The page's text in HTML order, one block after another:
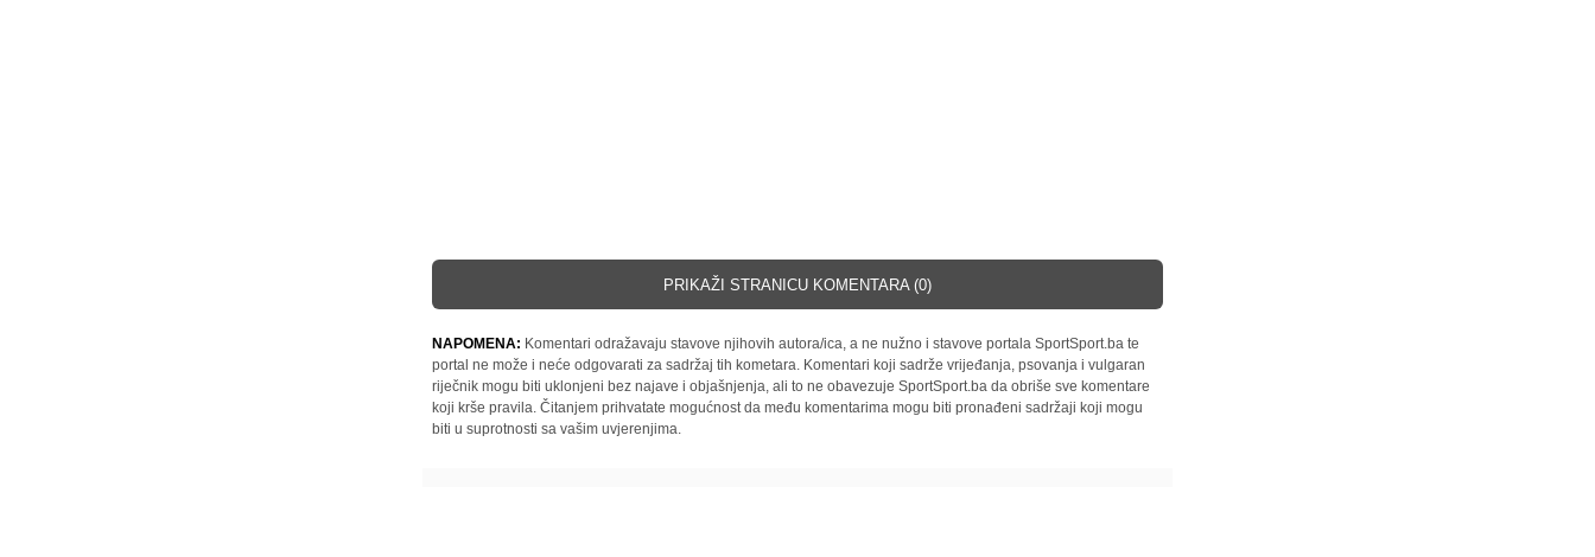
PRIKAŽI STRANICU KOMENTARA (0)
NAPOMENA: Komentari odražavaju stavove njihovih autora/ica, a ne nužno i stavove portala SportSport.ba te
portal ne može i neće odgovarati za sadržaj tih kometara. Komentari koji sadrže vrijeđanja, psovanja i vulgaran
riječnik mogu biti uklonjeni bez najave i objašnjenja, ali to ne obavezuje SportSport.ba da obriše sve komentare
koji krše pravila. Čitanjem prihvatate mogućnost da među komentarima mogu biti pronađeni sadržaji koji mogu
biti u suprotnosti sa vašim uvjerenjima.